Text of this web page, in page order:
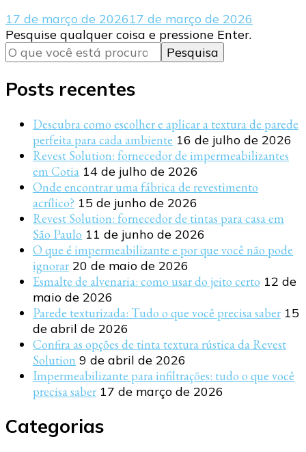
17 de março de 202617 de março de 2026
Procurando
algo?
Pesquise qualquer coisa e pressione Enter.
Posts recentes
Descubra como escolher e aplicar a textura de parede
perfeita para cada ambiente 16 de julho de 2026
Revest Solution: fornecedor de impermeabilizantes
em Cotia 14 de julho de 2026
Onde encontrar uma fábrica de revestimento
acrílico? 15 de junho de 2026
Revest Solution: fornecedor de tintas para casa em
São Paulo 11 de junho de 2026
O que é impermeabilizante e por que você não pode
ignorar 20 de maio de 2026
Esmalte de alvenaria: como usar do jeito certo 12 de
maio de 2026
Parede texturizada: Tudo o que você precisa saber 15
de abril de 2026
Confira as opções de tinta textura rústica da Revest
Solution 9 de abril de 2026
Impermeabilizante para infiltrações: tudo o que você
precisa saber 17 de março de 2026
Categorias